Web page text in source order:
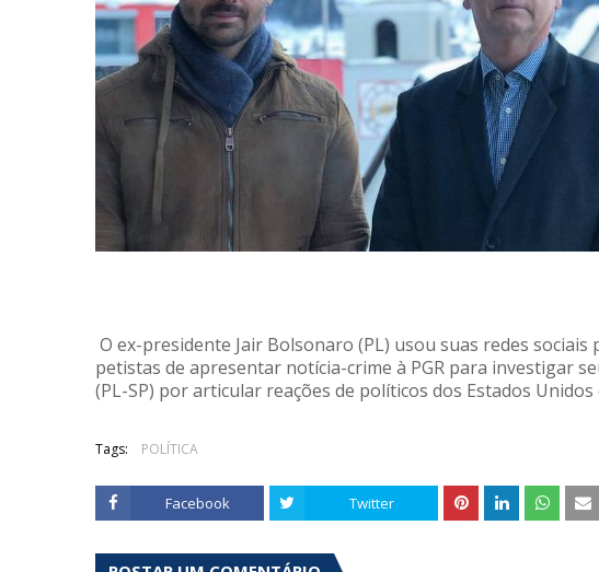
O ex-presidente Jair Bolsonaro (PL) usou suas redes
petistas de apresentar notícia-crime à PGR para investigar
(PL-SP) por articular reações de políticos dos Estados Unidos
Tags: POLÍTICA
Facebook Twitter